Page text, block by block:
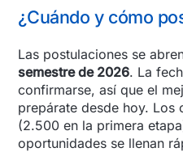
¿Cuándo y cómo
Las postulaciones se
semestre de 2026. La
confirmarse, así que el
prepárate desde hoy. Los
(2.500 en la primera
oportunidades se llenan